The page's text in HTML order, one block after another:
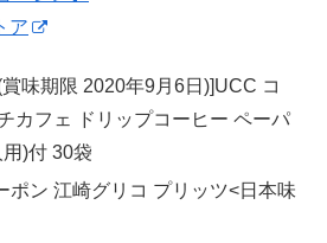
ア
味期限 2020年9月6日)]UCC コ
カフェ ドリップコーヒー ペーパ
)付 30袋
ポン 江崎グリコ プリッツ<日本味